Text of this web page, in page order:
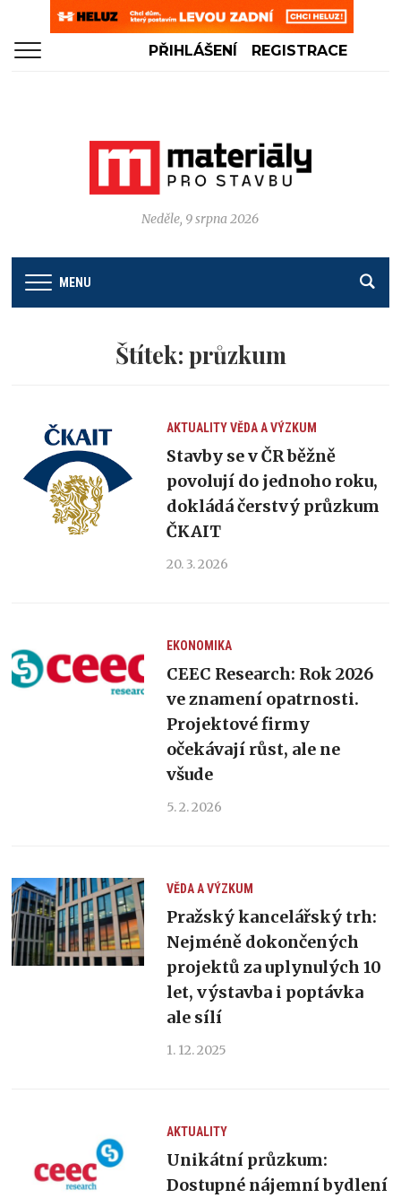
PŘIHLÁŠENÍ REGISTRACE
Neděle, 9 srpna 2026
MENU
Štítek: průzkum
AKTUALITYVĚDA A VÝZKUM
Stavby se v ČR běžně
povolují do jednoho roku,
dokládá čerstvý průzkum
ČKAIT
20. 3. 2026
EKONOMIKA
CEEC Research: Rok 2026
ve znamení opatrnosti.
Projektové firmy
očekávají růst, ale ne
všude
5. 2. 2026
VĚDA A VÝZKUM
Pražský kancelářský trh:
Nejméně dokončených
projektů za uplynulých 10
let, výstavba i poptávka
ale sílí
1. 12. 2025
AKTUALITY
Unikátní průzkum:
Dostupné nájemní bydlení